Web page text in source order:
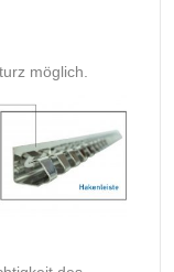
möglich.